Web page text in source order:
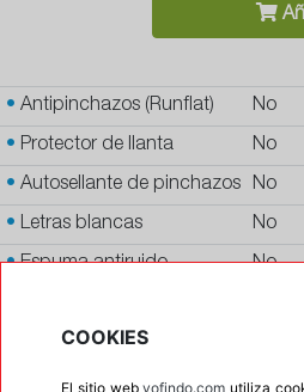
• Antipinchazos (Runflat) No
• Protector de llanta No
• Autosellante de pinchazos No
• Letras blancas No
•Espuma antiruido No
Banda blanca
Si
COOKIES
El sitio webyofindo.com utiliza